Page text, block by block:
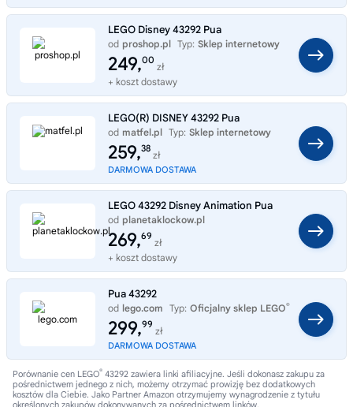
LEGO Disney 43292 Pua
od proshop.pl Typ: Sklep internetowy
249,00
zł
+ koszt dostawy
LEGO(R) DISNEY 43292 Pua
od matfel.pl Typ: Sklep internetowy
259,38
zł
DARMOWA DOSTAWA
LEGO 43292 Disney Animation Pua
od planetaklockow.pl
Typ: Sklep internetowy
269,69
zł
+ koszt dostawy
Pua 43292
od lego.com Typ: Oficjalny sklep LEGO®
299,99
zł
DARMOWA DOSTAWA
Porównanie cen LEGO® 43292 zawiera linki afiliacyjne. Jeśli dokonasz zakupu za
pośrednictwem jednego z nich, możemy otrzymać prowizję bez dodatkowych
kosztów dla Ciebie. Jako Partner Amazon otrzymujemy wynagrodzenie z tytułu
określonych zakupów dokonywanych za pośrednictwem linków.